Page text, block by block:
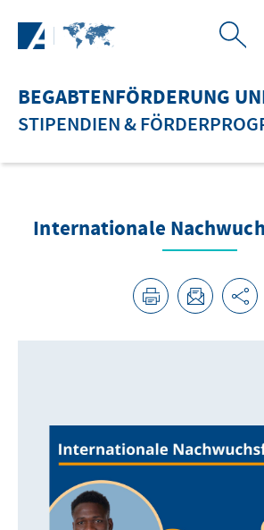
BEGABTENFÖRDERUNG
STIPENDIEN &
Internationale